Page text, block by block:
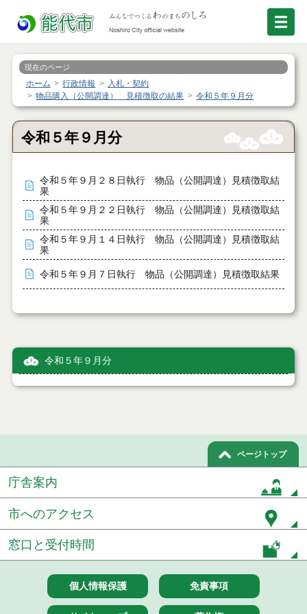
現在のページ
ホーム 行政情報
入札・契約
物品購入（公開調達） 見積徴取の結果
令和５年９月分
令和５年９月分
令和５年９月２８日執行 物品（公開調達）見積徴取結
果
令和５年９月２２日執行 物品（公開調達）見積徴取結
果
令和５年９月１４日執行 物品（公開調達）見積徴取結
果
令和５年９月７日執行 物品（公開調達）見積徴取結果
令和５年９月分
ページトップ
庁舎案内
市へのアクセス
窓口と受付時間
個人情報保護 免責事項